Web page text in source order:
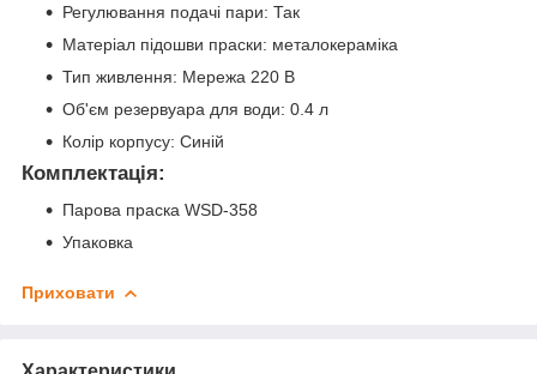
Регулювання подачі пари: Так
Матеріал підошви праски: металокераміка
Тип живлення: Мережа 220 В
Об'єм резервуара для води: 0.4 л
Колір корпусу: Синій
Комплектація:
Парова праска WSD-358
Упаковка
Приховати